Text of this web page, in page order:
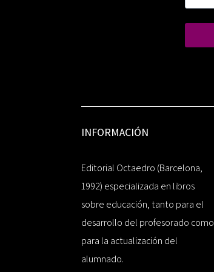
INFORMACIÓN
Editorial Octaedro (Barcelona,
1992) especializada en libros
sobre educación, tanto para el
desarrollo del profesorado como
para la actualización del
alumnado.